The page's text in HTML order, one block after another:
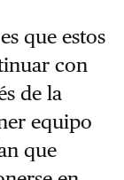
que estos
con
de la
equipo
que